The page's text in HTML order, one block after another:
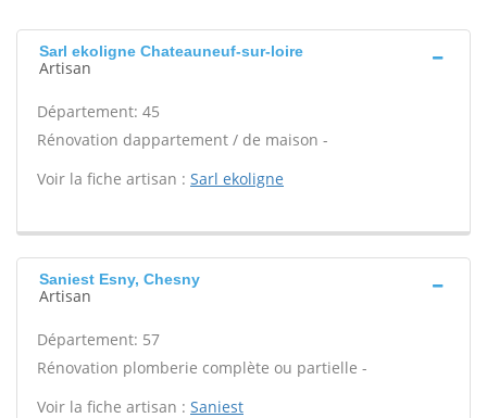
Sarl ekoligne Chateauneuf-sur-loire
Artisan
Département: 45
Rénovation dappartement / de maison -
Voir la fiche artisan : Sarl ekoligne
Saniest Esny, Chesny
Artisan
Département: 57
Rénovation plomberie complète ou partielle -
Voir la fiche artisan : Saniest